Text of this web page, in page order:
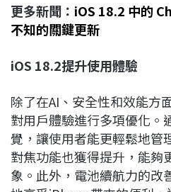
更多新聞： iOS 18.2 中的
不知的關鍵更新
iOS 18.2提升使用體驗
除了在AI、安全性和效能方
對用戶體驗進行多項優化。
覺，讓使用者能更輕鬆地管
對焦功能也獲得提升，能夠
象。此外，電池續航力的改